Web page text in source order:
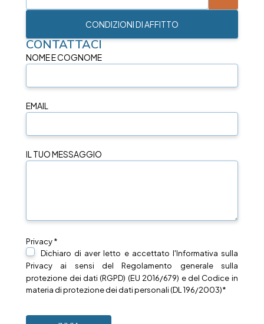
CONDIZIONI DI AFFITTO
CONTATTACI
NOME E COGNOME
EMAIL
IL TUO MESSAGGIO
Privacy *
Dichiaro di aver letto e accettato l'Informativa sulla
Privacy ai sensi del Regolamento generale sulla
protezione dei dati (RGPD) (EU 2016/679) e del Codice in
materia di protezione dei dati personali (DL 196/2003)*